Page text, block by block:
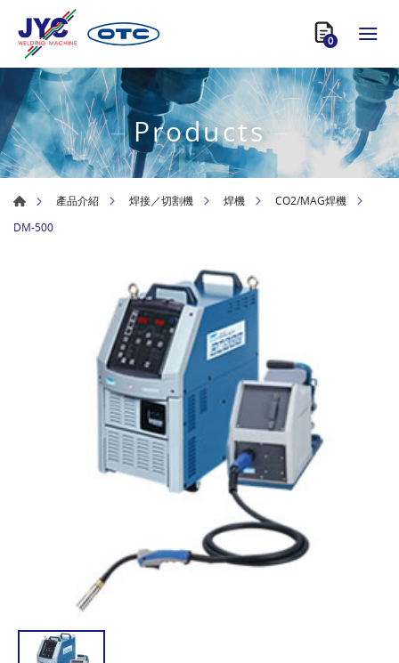
0
Products
產品介紹 焊接／切割機 焊機
CO2/MAG焊機
DM-500